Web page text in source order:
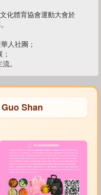
化體育協會運動大會於
人社團；
。
Shan